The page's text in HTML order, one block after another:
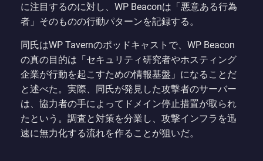
に注目するのに対し、WP Beaconは「悪意ある行為
者」そのものの行動パターンを記録する。
同氏はWP Tavernのポッドキャストで、WP Beacon
の真の目的は「セキュリティ研究者やホスティング
企業が行動を起こすための情報基盤」になることだ
と述べた。実際、同氏が発見した攻撃者のサーバー
は、協力者の手によってドメイン停止措置が取られ
たという。調査と対策を分業し、攻撃インフラを迅
速に無力化する流れを作ることが狙いだ。